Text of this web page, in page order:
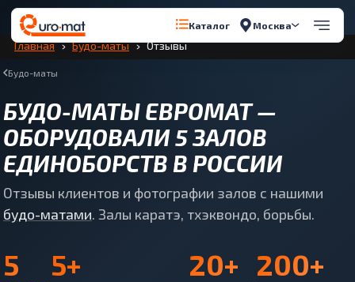
Каталог Москва
Перейти к содержимому
Главная Будо-маты Отзывы
Будо-маты
БУДО-МАТЫ ЕВРОМАТ —
ОБОРУДОВАЛИ 5 ЗАЛОВ
ЕДИНОБОРСТВ В РОССИИ
Отзывы клиентов и фотографии залов с нашими
будо-матами. Залы каратэ, тхэквондо, борьбы.
5 5+ 20+ 200+